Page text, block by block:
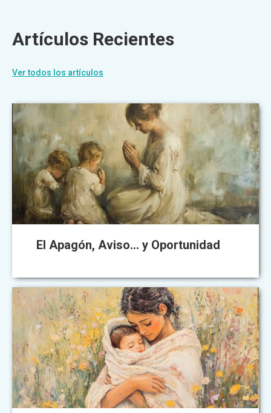
Artículos Recientes
Ver todos los artículos
El Apagón, Aviso... y Oportunidad